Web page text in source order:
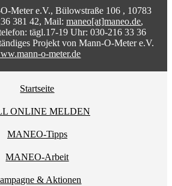
Meter e.V., Bülowstraße 106 , 10783
381 42, Mail:maneo[at]maneo.de,
tägl.17-19 Uhr: 030-216 33 36
Projekt von Mann-O-Meter e.V.
o-meter.de
Startseite
ONLINE MELDEN
MANEO-Tipps
MANEO-Arbeit
& Aktionen